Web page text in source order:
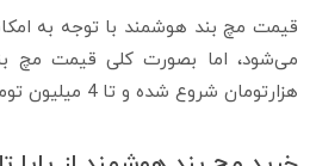
قیمت مچ بند هوشمند با توجه به
هزارتومان شروع شده و تا 4 میلیون تومان نیز یافت می‌شود.